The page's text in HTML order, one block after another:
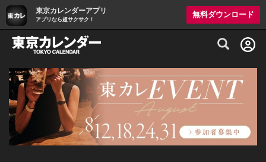
東京カレンダーアプリ
アプリなら超サクサク！
無料ダウンロード
グルメ情報・プレミアムレストラン予約